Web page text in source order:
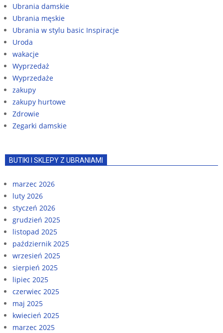
Ubrania damskie
Ubrania męskie
Ubrania w stylu basic Inspiracje
Uroda
wakacje
Wyprzedaż
Wyprzedaże
zakupy
zakupy hurtowe
Zdrowie
Zegarki damskie
BUTIKI I SKLEPY Z UBRANIAMI
marzec 2026
luty 2026
styczeń 2026
grudzień 2025
listopad 2025
październik 2025
wrzesień 2025
sierpień 2025
lipiec 2025
czerwiec 2025
maj 2025
kwiecień 2025
marzec 2025